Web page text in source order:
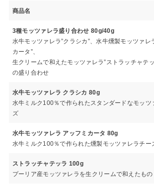
商品名
3種モッツァレラ盛り合わせ 80g/40g
水牛モッツァレラ”クラシカ”、水牛燻製モッツァレ
カータ”、
生クリームで和えたモッツァレラ”ストラッチャテ
の盛り合わせ
水牛モッツァレラ クラシカ 80g
水牛ミルク100％で作られたスタンダードなモッツ
ズ
水牛モッツァレラ アッフミカータ 80g
水牛ミルク100％で作られた燻製モッツァレラチー
ストラッチャテッラ 100g
プーリア産モッツァレラを生クリームで和えたもの